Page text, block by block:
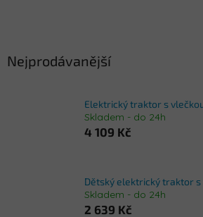
Nejprodávanější
Elektrický traktor s
Skladem - do 24h
4 109 Kč
Dětský elektrický traktor
Skladem - do 24h
2 639 Kč